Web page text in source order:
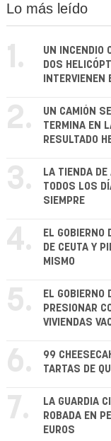
Lo más leído
1.
UN INCENDIO
DOS
INTERVIENEN
2.
UN CAMIÓN
TERMINA EN
RESULTADO
3.
LA TIENDA DE
TODOS LOS
SIEMPRE
4.
EL GOBIERNO
DE CEUTA Y
MISMO
5.
EL
PRESIONAR
VIVIENDAS
6.
99
TARTAS DE
7.
LA GUARDIA
ROBADA EN
EUROS